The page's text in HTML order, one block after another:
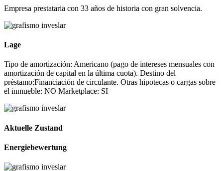
Empresa prestataria con 33 años de historia con gran solvencia.
Lage
Tipo de amortización: Americano (pago de intereses mensuales con
amortización de capital en la última cuota). Destino del
préstamo:Financiación de circulante. Otras hipotecas o cargas sobre
el inmueble: NO Marketplace: SI
Aktuelle Zustand
Energiebewertung